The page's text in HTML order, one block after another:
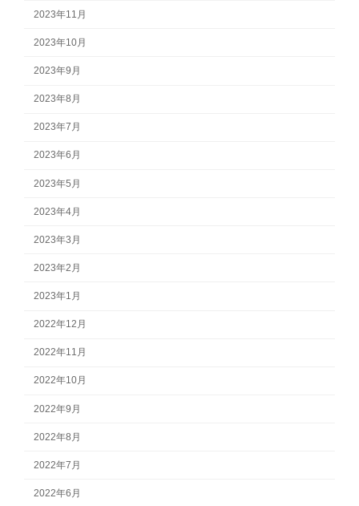
2023年11月
2023年10月
2023年9月
2023年8月
2023年7月
2023年6月
2023年5月
2023年4月
2023年3月
2023年2月
2023年1月
2022年12月
2022年11月
2022年10月
2022年9月
2022年8月
2022年7月
2022年6月